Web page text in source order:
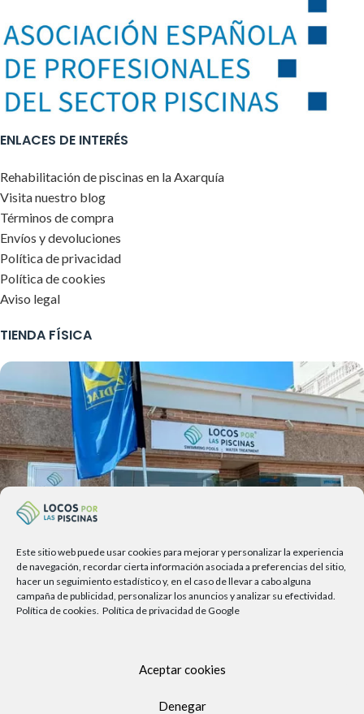
Este sitio web puede usar cookies para mejorar y personalizar la experiencia
de navegación, recordar cierta información asociada a preferencias del sitio,
hacer un seguimiento estadístico y, en el caso de llevar a cabo alguna
campaña de publicidad, personalizar los anuncios y analizar su efectividad.
Política de cookies. Política de privacidad de Google
Aceptar cookies
Denegar
ENLACES DE INTERÉS
Rehabilitación de piscinas en la Axarquía
Visita nuestro blog
Términos de compra
Envíos y devoluciones
Política de privacidad
Política de cookies
Aviso legal
TIENDA FÍSICA
9.00h a 13.30h - 16.00h a 19.00h